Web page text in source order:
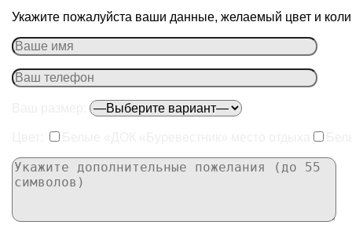
Укажите пожалуйста ваши данные, желаемый цвет и